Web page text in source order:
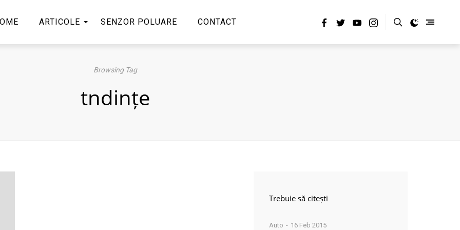
ARTICOLE SENZOR POLUARE CONTACT
Browsing Tag
tndințe
Trebuie să citești
Auto 16 Feb 2015